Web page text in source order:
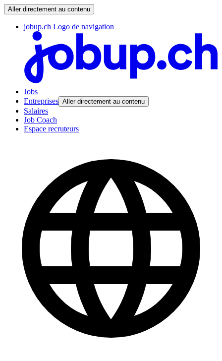
Aller directement au contenu
jobup.ch Logo de navigation
Jobs
Entreprises Aller directement au contenu
Salaires
Job Coach
Espace recruteurs